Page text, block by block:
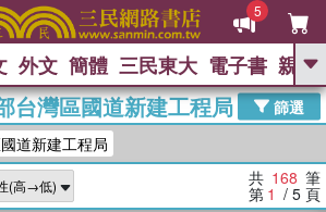
5
GO
熱搜：
外文 簡體 三民東大 電子書 親子
台灣區國道新建工程局
篩選
道新建工程局
共 168 筆
第 1 / 5 頁